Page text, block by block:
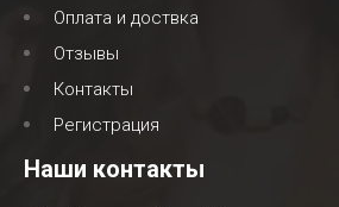
Оплата и доствка
Отзывы
Контакты
Регистрация
Наши контакты